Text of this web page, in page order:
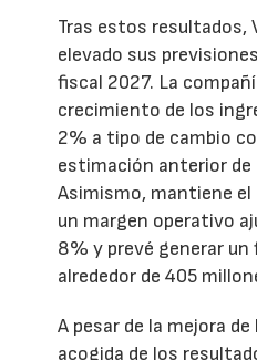
Tras estos resultados,
elevado sus
fiscal 2027. La
crecimiento de los
2% a tipo de cambio
estimación anterior de
Asimismo, mantiene
un margen operativo
8% y prevé generar un
alrededor de 405
A pesar de la mejora
acogida de los